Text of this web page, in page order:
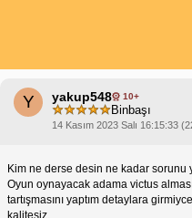
Y yakup548 10+
Binbaşı
14 Kasım 2023 Salı 16:15:33
Kim ne derse desin ne kadar sorunu
Oyun oynayacak adama victus
tartışmasını yaptım detaylara
kalitesiz.